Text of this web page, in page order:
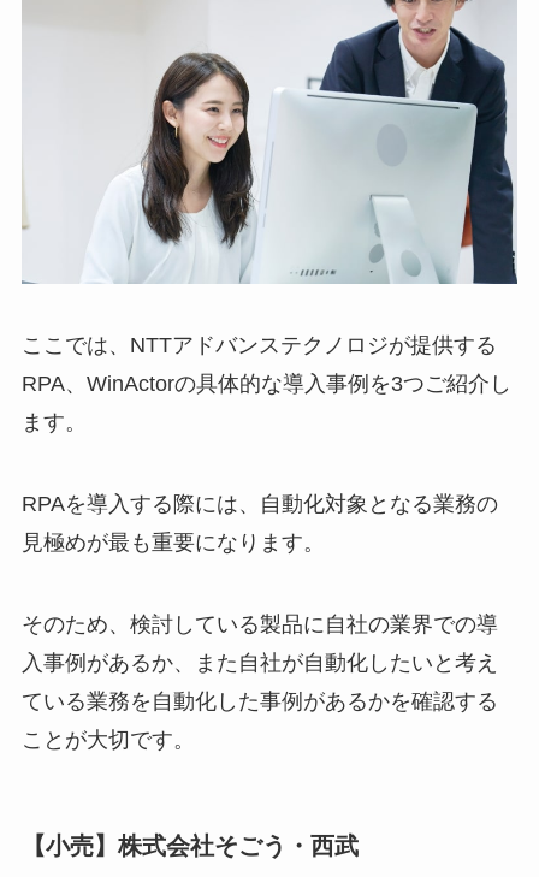
ここでは、NTTアドバンステクノロジが提供する
RPA、WinActorの具体的な導入事例を3つご紹介し
ます。
RPAを導入する際には、自動化対象となる業務の
見極めが最も重要になります。
そのため、検討している製品に自社の業界での導
入事例があるか、また自社が自動化したいと考え
ている業務を自動化した事例があるかを確認する
ことが大切です。
【小売】株式会社そごう・西武